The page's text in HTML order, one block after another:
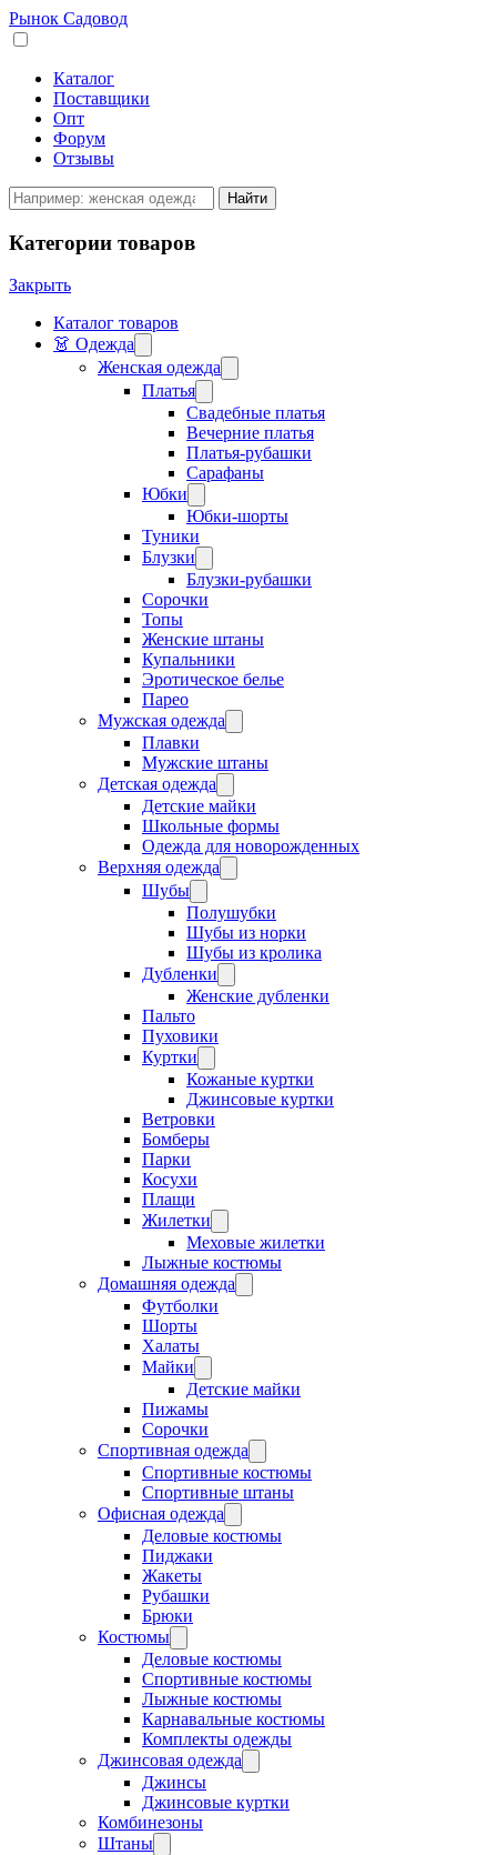
Рынок Садовод
Каталог
Поставщики
Опт
Форум
Отзывы
Категории товаров
Закрыть
Каталог товаров
👗 Одежда
Женская одежда
Платья
Свадебные платья
Вечерние платья
Платья-рубашки
Сарафаны
Юбки
Юбки-шорты
Туники
Блузки
Блузки-рубашки
Сорочки
Топы
Женские штаны
Купальники
Эротическое белье
Парео
Мужская одежда
Плавки
Мужские штаны
Детская одежда
Детские майки
Школьные формы
Одежда для новорожденных
Верхняя одежда
Шубы
Полушубки
Шубы из норки
Шубы из кролика
Дубленки
Женские дубленки
Пальто
Пуховики
Куртки
Кожаные куртки
Джинсовые куртки
Ветровки
Бомберы
Парки
Косухи
Плащи
Жилетки
Меховые жилетки
Лыжные костюмы
Домашняя одежда
Футболки
Шорты
Халаты
Майки
Детские майки
Пижамы
Сорочки
Спортивная одежда
Спортивные костюмы
Спортивные штаны
Офисная одежда
Деловые костюмы
Пиджаки
Жакеты
Рубашки
Брюки
Костюмы
Деловые костюмы
Спортивные костюмы
Лыжные костюмы
Карнавальные костюмы
Комплекты одежды
Джинсовая одежда
Джинсы
Джинсовые куртки
Комбинезоны
Штаны